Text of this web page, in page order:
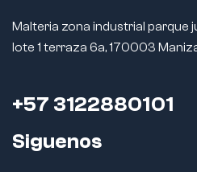
Malteria zona industrial parque
lote 1 terraza 6a, 170003
+57 3122880101
Siguenos